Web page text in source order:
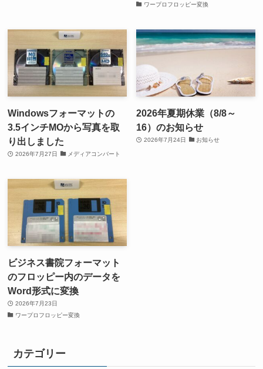
ワープロフロッピー変換
Windowsフォーマットの
3.5インチMOから写真を取
り出しました
2026年7月27日 メディアコンバート
2026年夏期休業（8/8～
16）のお知らせ
2026年7月24日 お知らせ
ビジネス書院フォーマット
のフロッピー内のデータを
Word形式に変換
2026年7月23日
ワープロフロッピー変換
カテゴリー